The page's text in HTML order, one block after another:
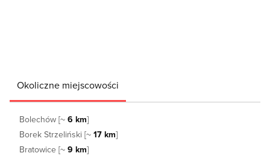
Okoliczne miejscowości
Bolechów [~ 6 km]
Borek Strzeliński [~ 17 km]
Bratowice [~ 9 km]